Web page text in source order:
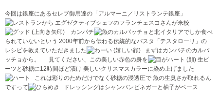
今回は銀座にあるセレブ御用達の「アルマーニ／リストランテ銀座」
から エグゼクティブシェフのフランチェスコさんが来校
カンパチ
のカルパッチョと北イタリアでしか食べ
られていないという 2000年前から伝わる伝統的なパスタ「テスタローリ」の
レシピを教えていただきました
まずはカンパチのカルパ
ッチョから。
見てください、この美しい赤色の身を
生ビ
ーツと砂糖に12時間ほど漬け 美しいクリスマスカラーに染め上げました
これは彩りのためだけでなく砂糖の浸透圧で 魚の生臭さが取れるん
ですって
ドレッシングはシャンパンビネガーと柚子がベース